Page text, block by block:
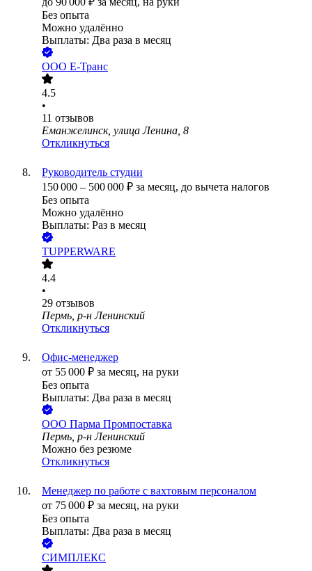
Без опыта
Можно удалённо
Выплаты: Два раза в месяц
ООО Е-Транс
4.5
•
11 отзывов
Еманжелинск, улица Ленина, 8
Откликнуться
Руководитель студии
150 000 – 500 000 ₽ за месяц, до вычета налогов
Без опыта
Можно удалённо
Выплаты: Раз в месяц
TUPPERWARE
4.4
•
29 отзывов
Пермь, р-н Ленинский
Откликнуться
Офис-менеджер
от 55 000 ₽ за месяц, на руки
Без опыта
Выплаты: Два раза в месяц
ООО Парма Промпоставка
Пермь, р-н Ленинский
Можно без резюме
Откликнуться
Менеджер по работе с вахтовым персоналом
от 75 000 ₽ за месяц, на руки
Без опыта
Выплаты: Два раза в месяц
СИМПЛЕКС